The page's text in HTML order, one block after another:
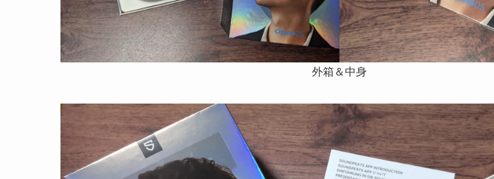
外箱＆中身